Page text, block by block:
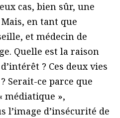
cas, bien sûr, une
en tant que
et médecin de
Quelle est la raison
? Ces deux vies
Serait-ce parce que
médiatique »,
l’image d’insécurité de